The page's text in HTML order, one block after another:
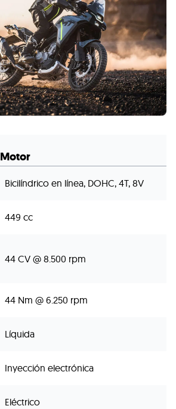
Motor
Bicilíndrico en línea, DOHC, 4T, 8V
449 cc
44 CV @ 8.500 rpm
44 Nm @ 6.250 rpm
Líquida
Inyección electrónica
Eléctrico